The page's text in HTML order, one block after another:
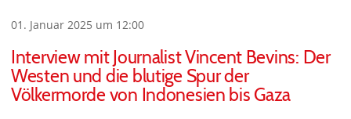
01. Januar 2025 um 12:00
Interview mit Journalist Vincent Bevins: Der
Westen und die blutige Spur der
Völkermorde von Indonesien bis Gaza